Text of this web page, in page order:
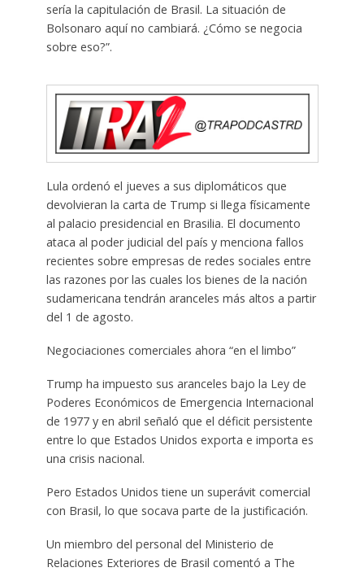
sería la capitulación de Brasil. La situación de
Bolsonaro aquí no cambiará. ¿Cómo se negocia
sobre eso?”.
Lula ordenó el jueves a sus diplomáticos que
devolvieran la carta de Trump si llega físicamente
al palacio presidencial en Brasilia. El documento
ataca al poder judicial del país y menciona fallos
recientes sobre empresas de redes sociales entre
las razones por las cuales los bienes de la nación
sudamericana tendrán aranceles más altos a partir
del 1 de agosto.
Negociaciones comerciales ahora “en el limbo”
Trump ha impuesto sus aranceles bajo la Ley de
Poderes Económicos de Emergencia Internacional
de 1977 y en abril señaló que el déficit persistente
entre lo que Estados Unidos exporta e importa es
una crisis nacional.
Pero Estados Unidos tiene un superávit comercial
con Brasil, lo que socava parte de la justificación.
Un miembro del personal del Ministerio de
Relaciones Exteriores de Brasil comentó a The